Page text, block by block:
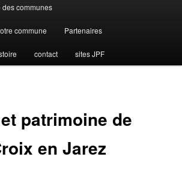
communes
commune Partenaires
contact sites JPF
patrimoine de
en Jarez